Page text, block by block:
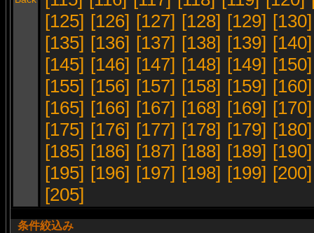
[125] [126] [127] [128] [129] [130]
[135] [136] [137] [138] [139] [140]
[145] [146] [147] [148] [149] [150]
[155] [156] [157] [158] [159] [160]
[165] [166] [167] [168] [169] [170]
[175] [176] [177] [178] [179] [180]
[185] [186] [187] [188] [189] [190]
[195] [196] [197] [198] [199] [200]
[205]
条件絞込み